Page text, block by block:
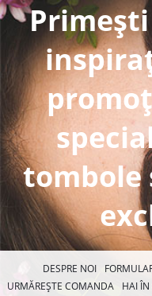
tombole
DESPRE NOI
URMĂREȘTE COMANDA
HAI